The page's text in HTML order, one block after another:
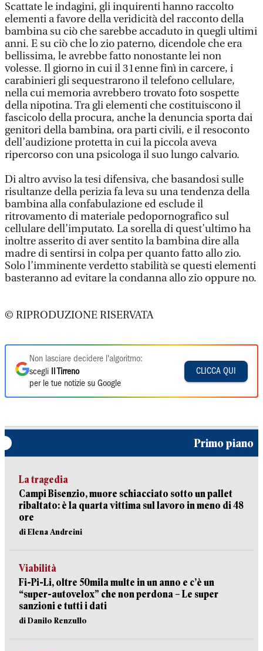
Scattate le indagini, gli inquirenti hanno raccolto
elementi a favore della veridicità del racconto della
bambina su ciò che sarebbe accaduto in quegli ultimi
anni. E su ciò che lo zio paterno, dicendole che era
bellissima, le avrebbe fatto nonostante lei non
volesse. Il giorno in cui il 31enne finì in carcere, i
carabinieri gli sequestrarono il telefono cellulare,
nella cui memoria avrebbero trovato foto sospette
della nipotina. Tra gli elementi che costituiscono il
fascicolo della procura, anche la denuncia sporta dai
genitori della bambina, ora parti civili, e il resoconto
dell’audizione protetta in cui la piccola aveva
ripercorso con una psicologa il suo lungo calvario.
Di altro avviso la tesi difensiva, che basandosi sulle
risultanze della perizia fa leva su una tendenza della
bambina alla confabulazione ed esclude il
ritrovamento di materiale pedopornografico sul
cellulare dell’imputato. La sorella di quest’ultimo ha
inoltre asserito di aver sentito la bambina dire alla
madre di sentirsi in colpa per quanto fatto allo zio.
Solo l’imminente verdetto stabilità se questi elementi
basteranno ad evitare la condanna allo zio oppure no.
© RIPRODUZIONE RISERVATA
Non lasciare decidere l'algoritmo:
scegli
Il Tirreno
per le tue notizie su Google
CLICCA QUI
Primo piano
La tragedia
Campi Bisenzio, muore schiacciato sotto un pallet
ribaltato: è la quarta vittima sul lavoro in meno di 48
ore
di Elena Andreini
Viabilità
Fi-Pi-Li, oltre 50mila multe in un anno e c’è un
“super-autovelox” che non perdona – Le super
sanzioni e tutti i dati
di Danilo Renzullo